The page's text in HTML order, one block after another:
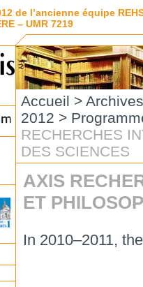
de l’ancienne équipe
– UMR 7219
Accueil > Archives
2012 >
RECHERCHES
DES SCIENCES
AXIS
ET
In 2010–2011,